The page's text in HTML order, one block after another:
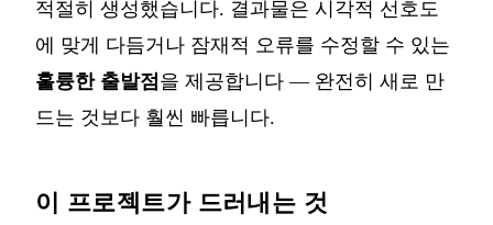
적절히 생성했습니다. 결과물은 시각적 선호도
에 맞게 다듬거나 잠재적 오류를 수정할 수 있는
훌륭한 출발점 을 제공합니다 — 완전히 새로 만
드는 것보다 훨씬 빠릅니다.
이 프로젝트가 드러내는 것